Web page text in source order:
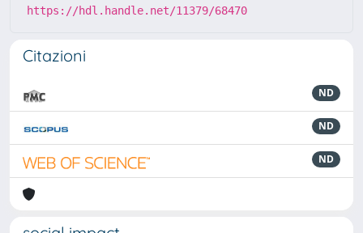
https://hdl.handle.net/11379/68470
Citazioni
ND
ND
ND